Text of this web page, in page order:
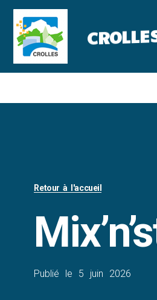
Retour à l'accueil
Publié le 5 juin 2026
Panneau de gestion des